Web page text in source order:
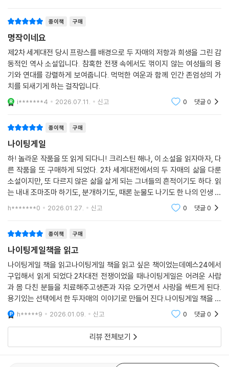
받는 인물들은 결국 ‘가족’이라는 이름 아래 다시 하나가 된다. 작가는 사랑
과 책임, 용서의 의미를 통해 가족이 단순한 혈연을 넘어 인간의 근원적 힘
임을 감동적으로 전달한다. 1차 세계대전에 참전하고 돌아와 변한 아버지,
어머니의 죽음 뒤 남겨진 자매의 길고 긴 방황과 아버지와의 불화 및 갈등
은 좀처럼 해결되지 않는 숙제로 남아 있었지만 결국 전쟁 속에서 각자의
치열한 삶과 투쟁을 통해 서로의 진심을 알게 되고 화해에 이르는 길은 감
동과 깊은 울림을 선사할 것이다.
서로 다른 길을 걷는 자매, 그러나 같은 운명
어머니가 돌아가시고 아버지에게 버림받은 자매. 언니 비안느는 일찍 사랑
을 찾아 결혼으로 도피하고 동생인 이사벨은 아버지와 언니에게 버림받은
뒤 학교와 수녀원을 전전하게 된다. 서로 다른 성격과 삶의 방향을 가진 두
자매, 비안느와 이사벨은 전쟁이라는 거대한 소용돌이 속에서 각자의 방식
으로 싸운다. 한 사람은 가정을 지키며 조용히 저항하고, 다른 한 사람은 목
숨을 걸고 자유를 위해 싸운다. 그들의 선택은 다르지만, 결국 두 사람 모두
전쟁이 갈라 놓은 남녀, 그리움으로 이어지는 사랑
전쟁은 사랑하는 사람들을 파괴하지만, 동시에 그 사랑의 깊이를 드러내기
도 한다. 『나이팅게일』의 남녀 주인공들은 서로를 향한 절절한 그리움 속
에서도 끝까지 희망을 놓지 않는다. 언니 비안느는 남편을 전쟁터로 보낸
뒤 가정을 지키며 사랑과 믿음으로 기다리고, 동생인 이사벨은 전쟁 피난
길에 만난 가에탕을 위험한 저항 운동 과정에서도 끝내 놓지 않고 사랑한
다. 크리스틴 해나는 이들의 관계를 통해 인간이 절망 속에서도 사랑을 붙
잡는 이유를 섬세하게 그려내며, 잃어버린 시대의 낭만과 비극을 함께 담
종이책 구매
명작이네요
제2차 세계대전 당시 프랑스를 배경으로 두 자매의 저항과 희생을 그린 감
동적인 역사 소설입니다. 참혹한 전쟁 속에서도 꺾이지 않는 여성들의 용
기와 연대를 강렬하게 보여줍니다. 먹먹한 여운과 함께 인간 존엄성의 가
치를 되새기게 하는 걸작입니다.
i*******4 2026.07.11. 신고 0 댓글0
종이책 구매
나이팅게일
하! 놀라운 작품을 또 읽게 되다니! 크리스틴 해나, 이 소설을 읽자마자, 다
른 작품을 또 구매하게 되었다. 2차 세계대전에서의 두 자매의 삶을 다룬
소설이지만, 또 다르지 않은 삶을 살게 되는 그녀들의 흔적이기도 하다. 읽
는 내내 조마조마 하기도, 분개하기도, 때론 눈물도 나기도 한 나의 인생 소
설이 될 듯 하다. 좋은 작품 감사하단 말 밖에 할 게 없다!
h*******0 2026.01.27. 신고 0 댓글0
종이책 구매
나이팅게일책을 읽고
나이팅게일 책을 읽고나이팅게일 책을 읽고 싶은 책이었는데예스24에서
구입해서 읽게 되었다.2차대전 전쟁이었을 때나이팅게일은 어려운 사람
과 몸 다친 분들을 치료해주고생존과 자유 오가면서 사랑을 싹트게 된다.
용기있는 선택에서 한 두자매의 이야기로 만들어 진다.나이팅게일 책을 보
면서 감동있게 본 내용들도 많다.베스트셀러에 오를만큼 인기 있었던 소설
같은 기분이 든다.
h*****9 2026.01.09. 신고 0 댓글0
리뷰 전체보기